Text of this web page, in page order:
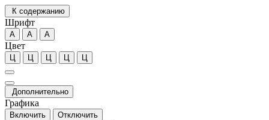
К содержанию
Шрифт
А А А
Цвет
Ц Ц Ц Ц Ц
Дополнительно
Графика
Включить
Отключить